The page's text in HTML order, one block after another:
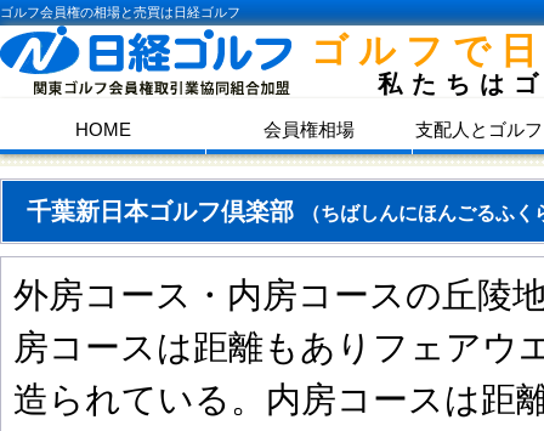
ゴルフ会員権の相場と売買は日経ゴルフ
ゴルフで
私たちは
HOME 会員権相場 支配人とゴル
千葉新日本ゴルフ倶楽部 （ちばしんにほんごるふく
外房コース・内房コースの丘陵
房コースは距離もありフェアウ
造られている。内房コースは距